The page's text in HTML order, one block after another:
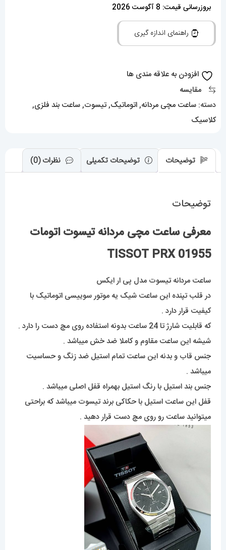
مردانه
تیسوت
اتومات
TISSOT
PRX
بروزرسانی قیمت: 8 آگوست 2026
راهنمای اندازه گیری
افزودن به علاقه مندی ها
مقایسه
دسته: ساعت مچی مردانه,اتوماتیک,تیسوت,ساعت بند فلزی,
کلاسیک
توضیحات توضیحات تکمیلی نظرات (0)
توضیحات
معرفی ساعت مچی مردانه تیسوت اتومات
01955 TISSOT PRX
ساعت مردانهتیسوت مدل پی ار ایکس
در قلب تپنده این ساعت شیک یه موتور سوییسی اتوماتیک با
کیفیت قرار دارد .
که قابلیت شارژ تا 24 ساعت بدونه استفاده روی مچ دست را دارد .
شیشه این ساعت مقاوم و کاملا ضد خش میباشد .
جنس قاب و بدنه این ساعت تمام استیل ضد زنگ و حساسیت
میباشد .
جنس بند استیل با رنگ استیل بهمراه قفل اصلی میباشد .
قفل این ساعت استیل با حکاکی برند تیسوت میباشد که براحتی
میتوانید ساعت رو روی مچ دست قرار دهید .